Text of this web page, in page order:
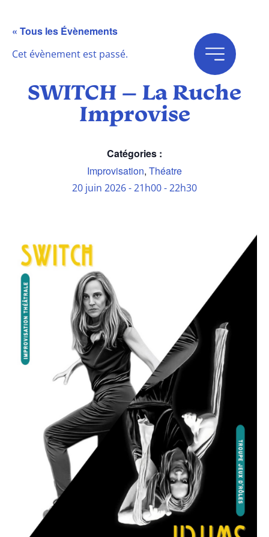
« Tous les Évènements
Cet évènement est passé.
SWITCH – La Ruche
Improvise
Catégories :
Improvisation, Théatre
20 juin 2026-21h00-22h30